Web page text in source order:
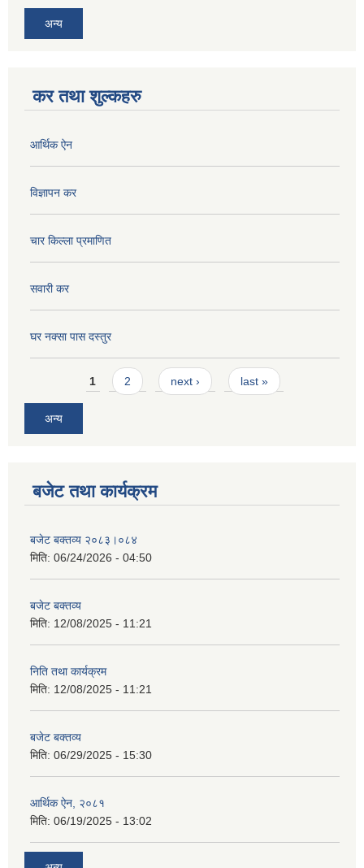
अन्य
कर तथा शुल्कहरु
आर्थिक ऐन
विज्ञापन कर
चार किल्ला प्रमाणित
सवारी कर
घर नक्सा पास दस्तुर
Pages1 2 next › last »
अन्य
बजेट तथा कार्यक्रम
बजेट बक्तव्य २०८३।०८४
मिति: 06/24/2026 - 04:50
बजेट बक्तव्य
मिति: 12/08/2025 - 11:21
निति तथा कार्यक्रम
मिति: 12/08/2025 - 11:21
बजेट बक्तव्य
मिति: 06/29/2025 - 15:30
आर्थिक ऐन, २०८१
मिति: 06/19/2025 - 13:02